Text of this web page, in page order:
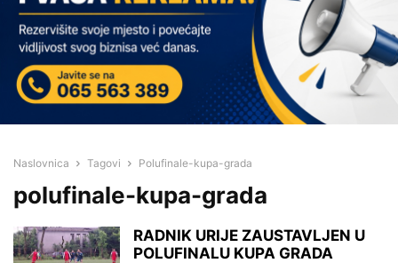
Naslovnica Tagovi Polufinale-kupa-grada
polufinale-kupa-grada
RADNIK URIJE ZAUSTAVLJEN U
POLUFINALU KUPA GRADA